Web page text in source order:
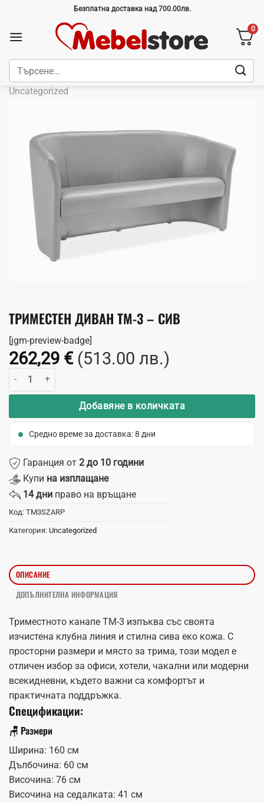
content
Безплатна доставка над 700.00лв.
0
Търсене
Uncategorized
ТРИМЕСТЕН ДИВАН TM-3 – СИВ
[jgm-preview-badge]
262,29 € (513.00 лв.)
количество за Триместен Диван TM-3 - Сив
Добавяне в количката
Средно време за доставка: 8 дни
Гаранция от 2 до 10 години
Купи на изплащане
14 дни право на връщане
Код: TM3SZARP
Категория: Uncategorized
ОПИСАНИЕ
ДОПЪЛНИТЕЛНА ИНФОРМАЦИЯ
Триместното канапе TM-3 изпъква със своята
изчистена клубна линия и стилна сива еко кожа. С
просторни размери и място за трима, този модел е
отличен избор за офиси, хотели, чакални или модерни
всекидневни, където важни са комфортът и
практичната поддръжка.
Спецификации:
🪑 Размери
Ширина: 160 см
Дълбочина: 60 см
Височина: 76 см
Височина на седалката: 41 см